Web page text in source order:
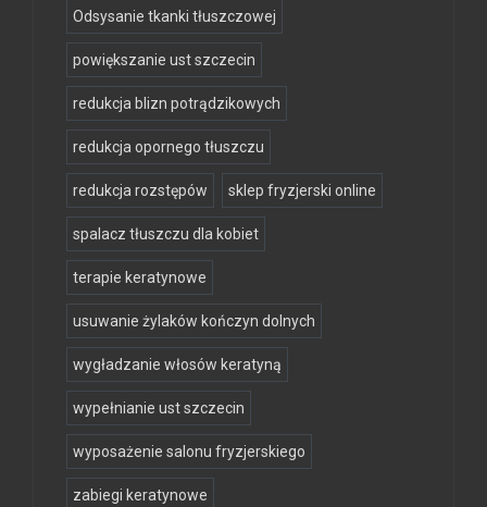
Odsysanie tkanki tłuszczowej
powiększanie ust szczecin
redukcja blizn potrądzikowych
redukcja opornego tłuszczu
redukcja rozstępów sklep fryzjerski online
spalacz tłuszczu dla kobiet
terapie keratynowe
usuwanie żylaków kończyn dolnych
wygładzanie włosów keratyną
wypełnianie ust szczecin
wyposażenie salonu fryzjerskiego
zabiegi keratynowe